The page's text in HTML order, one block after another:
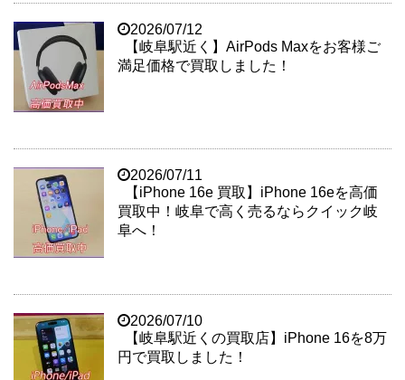
2026/07/12
【岐阜駅近く】AirPods Maxをお客様ご
満足価格で買取しました！
2026/07/11
【iPhone 16e 買取】iPhone 16eを高価
買取中！岐阜で高く売るならクイック岐
阜へ！
2026/07/10
【岐阜駅近くの買取店】iPhone 16を8万
円で買取しました！